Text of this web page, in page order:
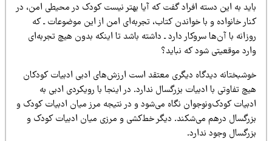
به این دسته افراد گفت که آیا بهتر نیست کودک در محیطی امن، در
خانواده و با خواندن کتاب، تجربه‌ای امن از این موضوعات ـ که
با آن‌ها سروکار دارد ـ داشته باشد تا اینکه بدون هیچ تجربه‌ای
موقعیتی شود که نباید؟
دیدگاه دیگری معتقد است ارزش‌های ادبی ادبیات کودکان
تفاوتی با ادبیات بزرگسال ندارد. در اینجا با رویکردی ادبی به
کودک‌ونوجوان نگاه می‌شود و در نتیجه مرز میان ادبیات کودک و
درهم می‌شکند. دیگر خط‌کشی و مرزی میان ادبیات کودک و
وجود ندارد.